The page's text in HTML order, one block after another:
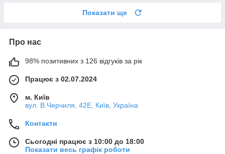
Показати ще
Про нас
98% позитивних з 126 відгуків за рік
Працює з 02.07.2024
м. Київ
вул. В.Черчиля, 42Е, Київ, Україна
Контакти
Сьогодні працює з 10:00 до 18:00
Показати весь графік роботи